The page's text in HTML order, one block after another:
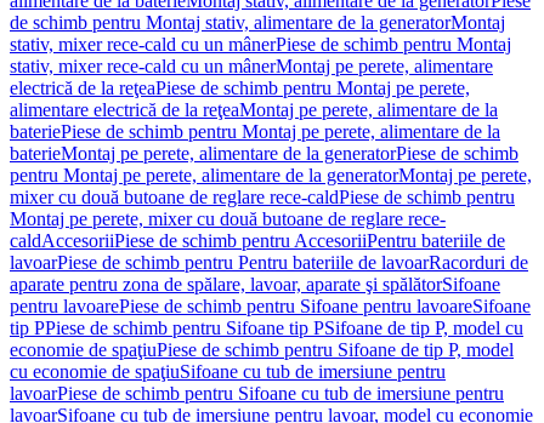
de schimb pentru Montaj stativ, alimentare de la generatorMontaj
stativ, mixer rece-cald cu un mânerPiese de schimb pentru Montaj
stativ, mixer rece-cald cu un mânerMontaj pe perete, alimentare
electrică de la reţeaPiese de schimb pentru Montaj pe perete,
alimentare electrică de la reţeaMontaj pe perete, alimentare de la
bateriePiese de schimb pentru Montaj pe perete, alimentare de la
baterieMontaj pe perete, alimentare de la generatorPiese de schimb
pentru Montaj pe perete, alimentare de la generatorMontaj pe perete,
mixer cu două butoane de reglare rece-caldPiese de schimb pentru
Montaj pe perete, mixer cu două butoane de reglare rece-
caldAccesoriiPiese de schimb pentru AccesoriiPentru bateriile de
lavoarPiese de schimb pentru Pentru bateriile de lavoarRacorduri de
aparate pentru zona de spălare, lavoar, aparate şi spălătorSifoane
pentru lavoarePiese de schimb pentru Sifoane pentru lavoareSifoane
tip PPiese de schimb pentru Sifoane tip PSifoane de tip P, model cu
economie de spaţiuPiese de schimb pentru Sifoane de tip P, model
cu economie de spaţiuSifoane cu tub de imersiune pentru
lavoarPiese de schimb pentru Sifoane cu tub de imersiune pentru
lavoarSifoane cu tub de imersiune pentru lavoar, model cu economie